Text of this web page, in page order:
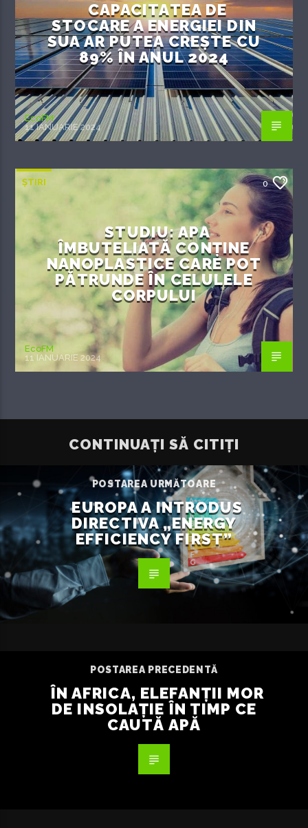
CAPACITATEA DE
STOCARE A ENERGIEI DIN
SUA AR PUTEA CREȘTE CU
89% ÎN ANUL 2024
EcoFM
11 IANUARIE 2024
ȘTIRI 0
STUDIU: APA
ÎMBUTELIATĂ CONȚINE
NANOPLASTICE CARE POT
PĂTRUNDE ÎN CELULELE
CORPULUI
EcoFM
11 IANUARIE 2024
CONTINUAȚI SĂ CITIȚI
POSTAREA URMĂTOARE
EUROPA A INTRODUS
DIRECTIVA „ENERGY
EFFICIENCY FIRST”
POSTAREA PRECEDENTĂ
ÎN AFRICA, ELEFANȚII MOR
DE INSOLAȚIE ÎN TIMP CE
CAUTĂ APĂ